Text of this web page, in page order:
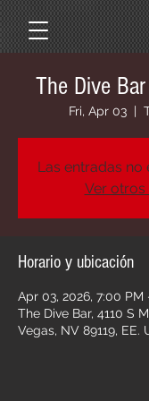
The Dive
Fri, Apr 03
  |
Las entradas no
Ver otros
Horario y ubicación
Apr 03, 2026, 7:00 PM
The Dive Bar, 4110 S
Vegas, NV 89119, EE.